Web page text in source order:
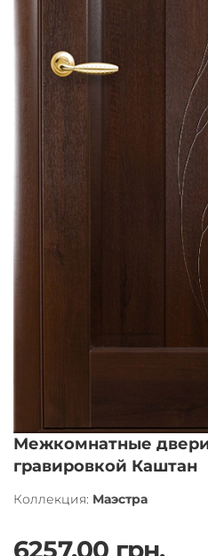
Межкомнатные
гравировкой Каштан
Коллекция: Маэстра
6257.00 грн.